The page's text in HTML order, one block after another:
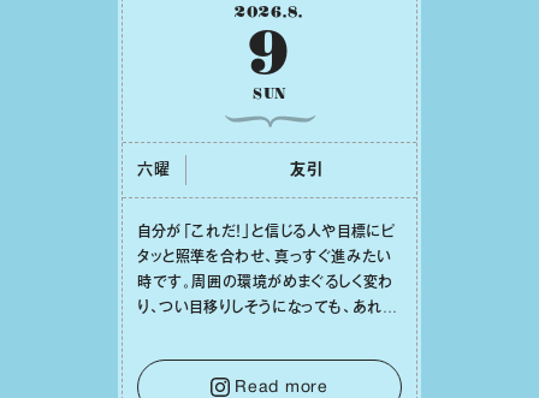
2026.8.
9
SUN
六曜 友引
⾃分が「これだ！」と信じる⼈や⽬標にピ
タッと照準を合わせ、真っすぐ進みたい
時です。周囲の環境がめまぐるしく変わ
り、つい⽬移りしそうになっても、あれこ
をそっと⼿放し、⽬の前のことに集中しま
しょう。そのブレない決意が、あなたにと
Read more